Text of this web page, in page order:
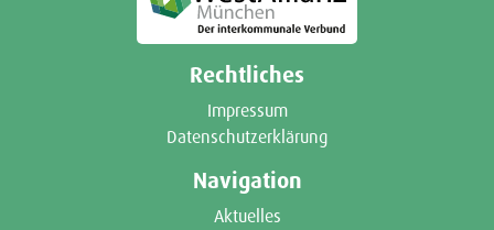
Rechtliches
Impressum
Datenschutzerklärung
Navigation
Aktuelles